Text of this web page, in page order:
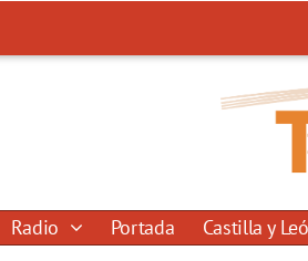
Radio Portada Castilla y